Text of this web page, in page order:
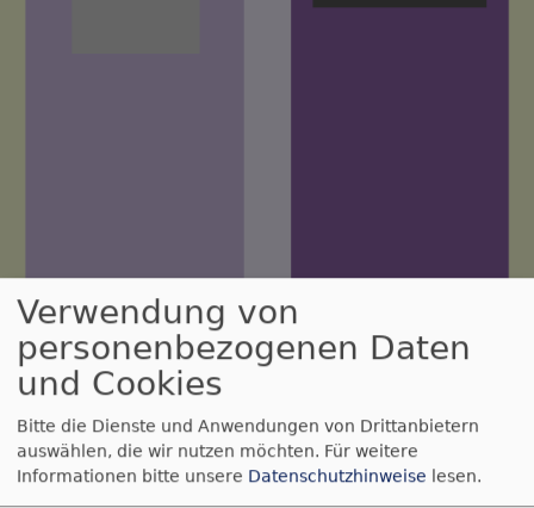
Neunkirchen Ermreuth
Hauptnavigation
Verwendung von
personenbezogenen Daten
und Cookies
Bitte die Dienste und Anwendungen von Drittanbietern
auswählen, die wir nutzen möchten. Für weitere
Informationen bitte unsere Datenschutzhinweise lesen.